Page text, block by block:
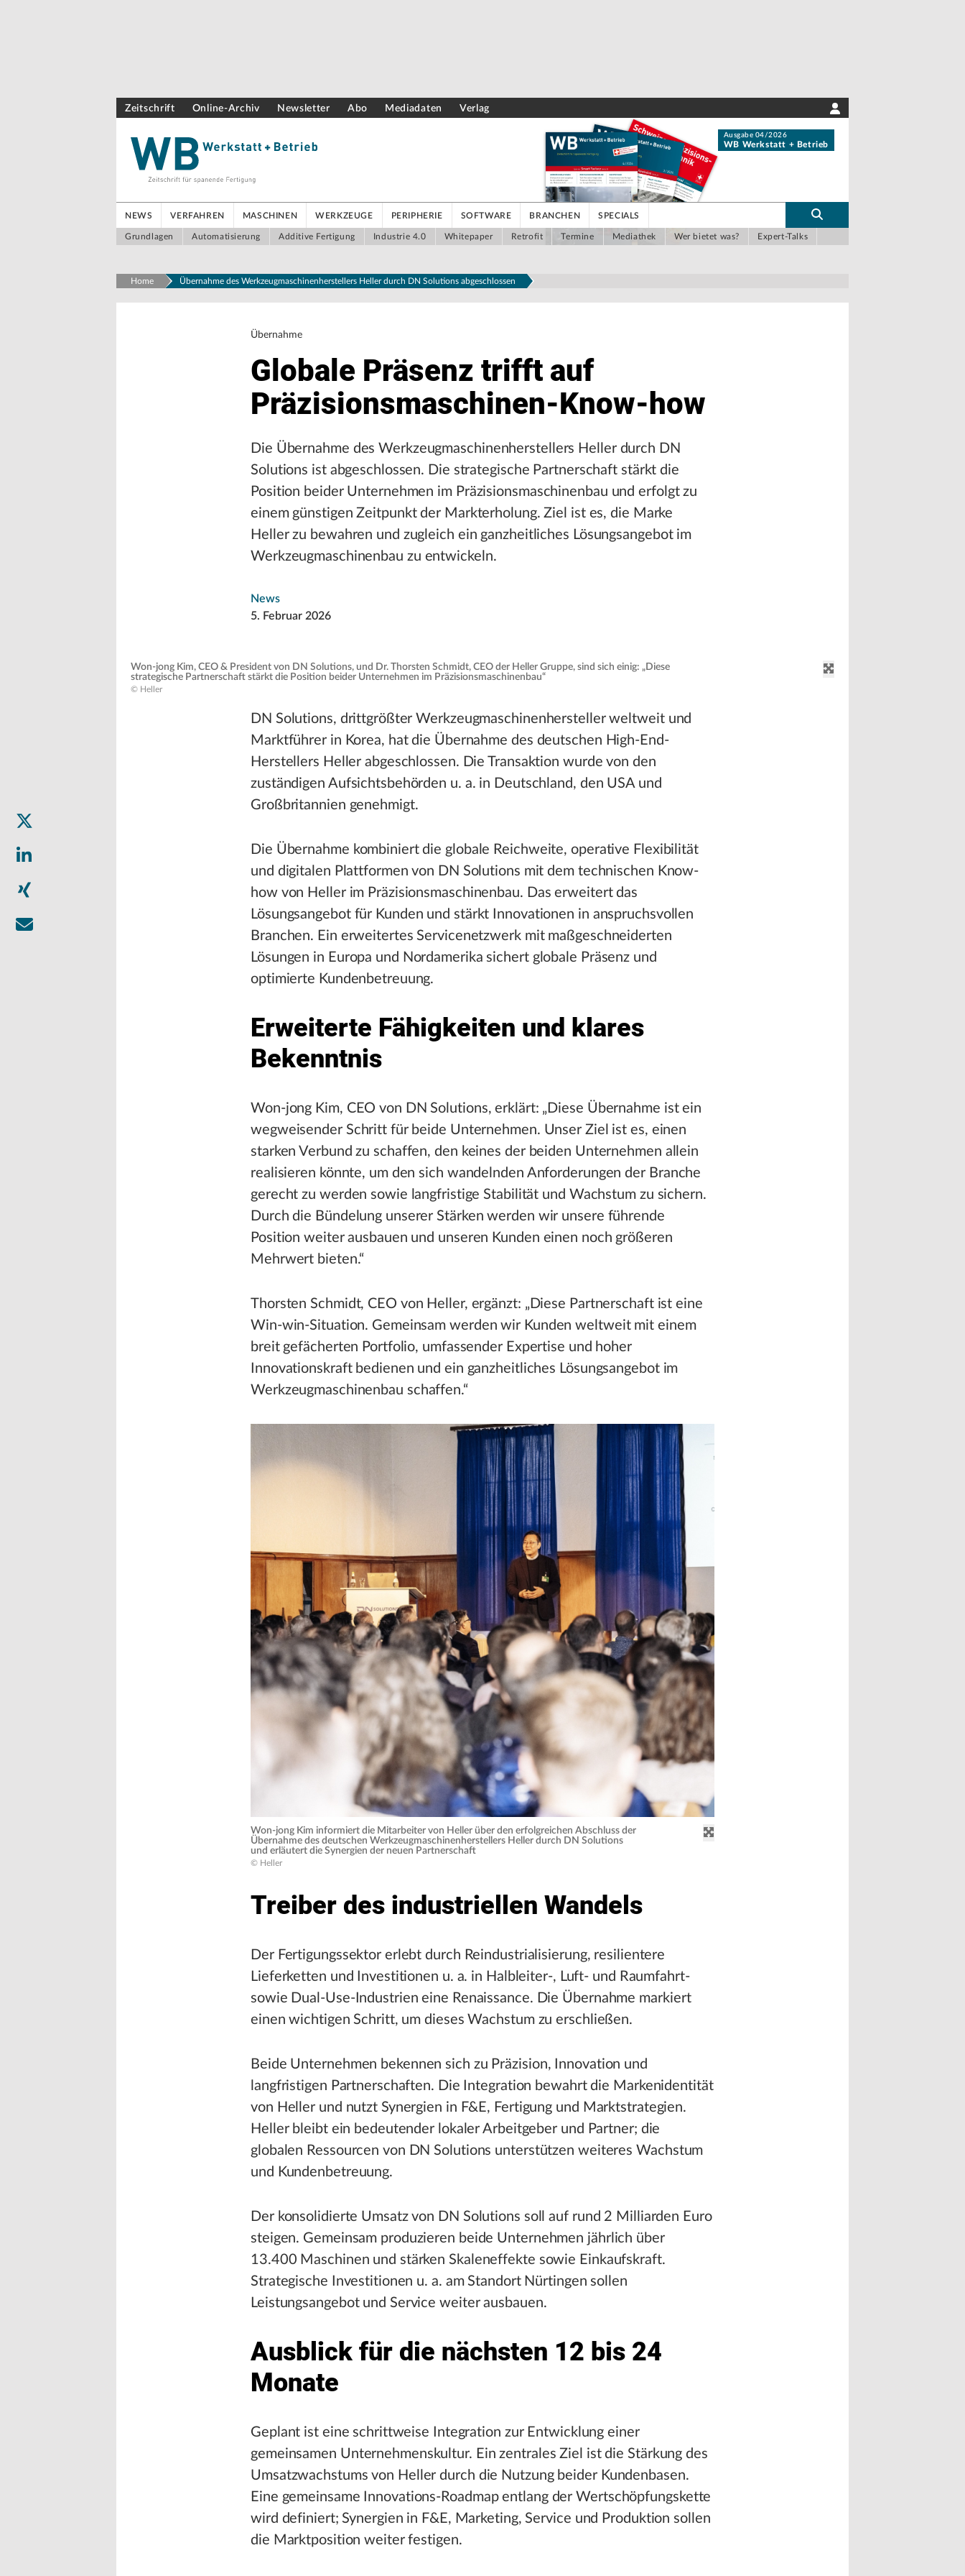
Zeitschrift Online-Archiv Newsletter Abo Mediadaten Verlag
Ausgabe 04/2026
WB Werkstatt + Betrieb
NEWS VERFAHREN MASCHINEN WERKZEUGE PERIPHERIE SOFTWARE BRANCHEN SPECIALS
Grundlagen Automatisierung Additive Fertigung Industrie 4.0 Whitepaper Retrofit Termine Mediathek Wer bietet was? Expert-Talks
Home Übernahme des Werkzeugmaschinenherstellers Heller durch DN Solutions abgeschlossen
Übernahme
Globale Präsenz trifft auf
Präzisionsmaschinen-Know-how
Die Übernahme des Werkzeugmaschinenherstellers Heller durch DN
Solutions ist abgeschlossen. Die strategische Partnerschaft stärkt die
Position beider Unternehmen im Präzisionsmaschinenbau und erfolgt zu
einem günstigen Zeitpunkt der Markterholung. Ziel ist es, die Marke
Heller zu bewahren und zugleich ein ganzheitliches Lösungsangebot im
Werkzeugmaschinenbau zu entwickeln.
News
5. Februar 2026
Won-jong Kim, CEO & President von DN Solutions, und Dr. Thorsten Schmidt, CEO der Heller Gruppe, sind sich einig: „Diese
strategische Partnerschaft stärkt die Position beider Unternehmen im Präzisionsmaschinenbau“
© Heller
DN Solutions, drittgrößter Werkzeugmaschinenhersteller weltweit und
Marktführer in Korea, hat die Übernahme des deutschen High-End-
Herstellers Heller abgeschlossen. Die Transaktion wurde von den
zuständigen Aufsichtsbehörden u. a. in Deutschland, den USA und
Großbritannien genehmigt.
Die Übernahme kombiniert die globale Reichweite, operative Flexibilität
und digitalen Plattformen von DN Solutions mit dem technischen Know-
how von Heller im Präzisionsmaschinenbau. Das erweitert das
Lösungsangebot für Kunden und stärkt Innovationen in anspruchsvollen
Branchen. Ein erweitertes Servicenetzwerk mit maßgeschneiderten
Lösungen in Europa und Nordamerika sichert globale Präsenz und
optimierte Kundenbetreuung.
Erweiterte Fähigkeiten und klares
Bekenntnis
Won-jong Kim, CEO von DN Solutions, erklärt: „Diese Übernahme ist ein
wegweisender Schritt für beide Unternehmen. Unser Ziel ist es, einen
starken Verbund zu schaffen, den keines der beiden Unternehmen allein
realisieren könnte, um den sich wandelnden Anforderungen der Branche
gerecht zu werden sowie langfristige Stabilität und Wachstum zu sichern.
Durch die Bündelung unserer Stärken werden wir unsere führende
Position weiter ausbauen und unseren Kunden einen noch größeren
Mehrwert bieten.“
Thorsten Schmidt, CEO von Heller, ergänzt: „Diese Partnerschaft ist eine
Win-win-Situation. Gemeinsam werden wir Kunden weltweit mit einem
breit gefächerten Portfolio, umfassender Expertise und hoher
Innovationskraft bedienen und ein ganzheitliches Lösungsangebot im
Werkzeugmaschinenbau schaffen.“
Won-jong Kim informiert die Mitarbeiter von Heller über den erfolgreichen Abschluss der
Übernahme des deutschen Werkzeugmaschinenherstellers Heller durch DN Solutions
und erläutert die Synergien der neuen Partnerschaft
© Heller
Treiber des industriellen Wandels
Der Fertigungssektor erlebt durch Reindustrialisierung, resilientere
Lieferketten und Investitionen u. a. in Halbleiter-, Luft- und Raumfahrt-
sowie Dual-Use-Industrien eine Renaissance. Die Übernahme markiert
einen wichtigen Schritt, um dieses Wachstum zu erschließen.
Beide Unternehmen bekennen sich zu Präzision, Innovation und
langfristigen Partnerschaften. Die Integration bewahrt die Markenidentität
von Heller und nutzt Synergien in F&E, Fertigung und Marktstrategien.
Heller bleibt ein bedeutender lokaler Arbeitgeber und Partner; die
globalen Ressourcen von DN Solutions unterstützen weiteres Wachstum
und Kundenbetreuung.
Der konsolidierte Umsatz von DN Solutions soll auf rund 2 Milliarden Euro
steigen. Gemeinsam produzieren beide Unternehmen jährlich über
13.400 Maschinen und stärken Skaleneffekte sowie Einkaufskraft.
Strategische Investitionen u. a. am Standort Nürtingen sollen
Leistungsangebot und Service weiter ausbauen.
Ausblick für die nächsten 12 bis 24
Monate
Geplant ist eine schrittweise Integration zur Entwicklung einer
gemeinsamen Unternehmenskultur. Ein zentrales Ziel ist die Stärkung des
Umsatzwachstums von Heller durch die Nutzung beider Kundenbasen.
Eine gemeinsame Innovations-Roadmap entlang der Wertschöpfungskette
wird definiert; Synergien in F&E, Marketing, Service und Produktion sollen
die Marktposition weiter festigen.